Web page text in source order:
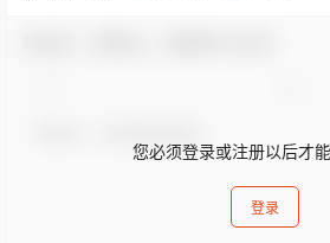
您必须登录或注册以后才
登录